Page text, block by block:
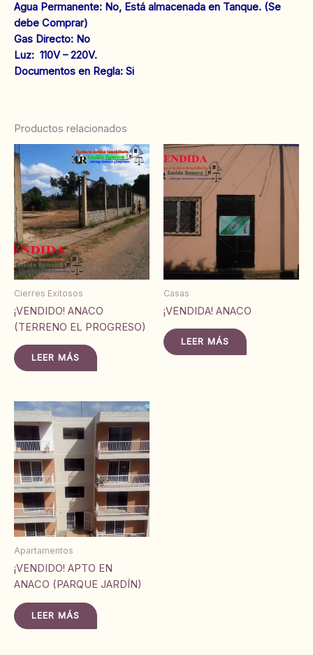
‌Agua Permanente: No, Está almacenada en Tanque. (Se
debe Comprar)
‌Gas Directo: No
‌Luz: 110V – 220V.
‌Documentos en Regla: Si
Productos relacionados
Cierres Exitosos
¡VENDIDO! ANACO
(TERRENO EL PROGRESO)
LEER MÁS
Casas
¡VENDIDA! ANACO
LEER MÁS
Apartamentos
¡VENDIDO! APTO EN
ANACO (PARQUE JARDÍN)
LEER MÁS